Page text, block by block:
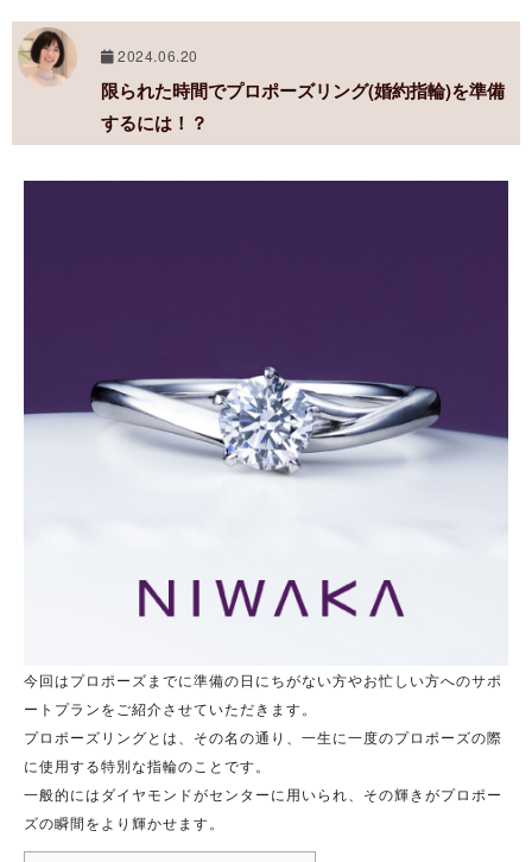
2024.06.20
限られた時間でプロポーズリング(婚約指輪)を準備
するには！？
今回はプロポーズまでに準備の日にちがない方やお忙しい方へのサポ
ートプランをご紹介させていただきます。
プロポーズリングとは、その名の通り、一生に一度のプロポーズの際
に使用する特別な指輪のことです。
一般的にはダイヤモンドがセンターに用いられ、その輝きがプロポー
ズの瞬間をより輝かせます。